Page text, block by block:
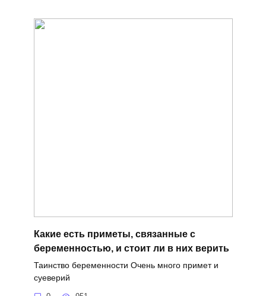
Какие есть приметы, связанные с
беременностью, и стоит ли в них верить
Таинство беременности Очень много примет и
суеверий